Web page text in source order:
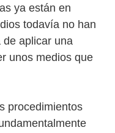
ya están en
todavía no han
de aplicar una
unos medios que
procedimientos